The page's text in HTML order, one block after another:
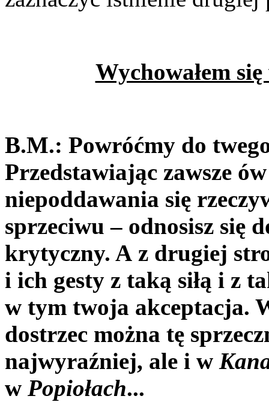
Wychowałem
B.M.: Powróćmy do
Przedstawiając zawsze
niepoddawania się
sprzeciwu – odnosisz się
krytyczny. A z drugiej
i ich gesty z taką siłą i z
w tym twoja akceptacja.
dostrzec można tę
najwyraźniej, ale i w
w Popiołach...